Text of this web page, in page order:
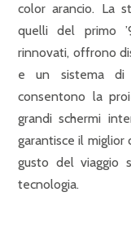
color arancio. La
quelli del primo
rinnovati, offrono
e un sistema di
consentono la
grandi schermi
garantisce il miglior
gusto del viaggio
tecnologia.